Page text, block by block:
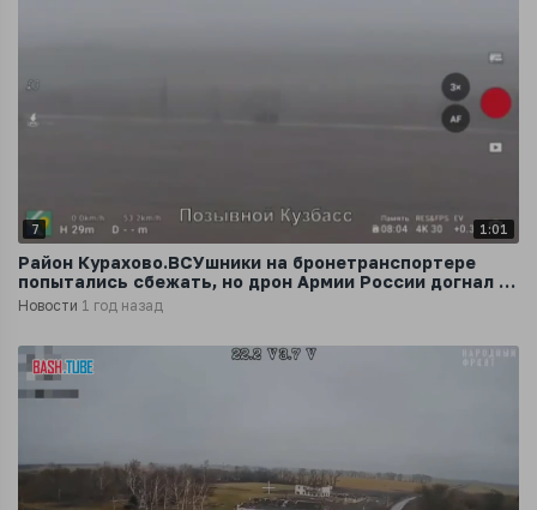
7 1:01
Район Курахово.ВСУшники на бронетранспортере
попытались сбежать, но дрон Армии России догнал их
и уничтожил машину
Новости 1 год назад